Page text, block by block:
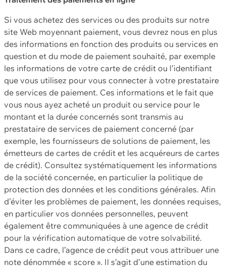
Si vous achetez des services ou des produits sur notre
site Web moyennant paiement, vous devrez nous en plus
des informations en fonction des produits ou services en
question et du mode de paiement souhaité, par exemple
les informations de votre carte de crédit ou l’identifiant
que vous utilisez pour vous connecter à votre prestataire
de services de paiement. Ces informations et le fait que
vous nous ayez acheté un produit ou service pour le
montant et la durée concernés sont transmis au
prestataire de services de paiement concerné (par
exemple, les fournisseurs de solutions de paiement, les
émetteurs de cartes de crédit et les acquéreurs de cartes
de crédit). Consultez systématiquement les informations
de la société concernée, en particulier la politique de
protection des données et les conditions générales. Afin
d’éviter les problèmes de paiement, les données requises,
en particulier vos données personnelles, peuvent
également être communiquées à une agence de crédit
pour la vérification automatique de votre solvabilité.
Dans ce cadre, l’agence de crédit peut vous attribuer une
note dénommée « score ». Il s’agit d’une estimation du